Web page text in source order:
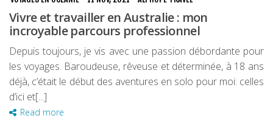
Vivre et travailler en Australie : mon
incroyable parcours professionnel
Depuis toujours, je vis avec une passion débordante pour
les voyages. Baroudeuse, rêveuse et déterminée, à 18 ans
déjà, c’était le début des aventures en solo pour moi: celles
d’ici et[...]
Read more